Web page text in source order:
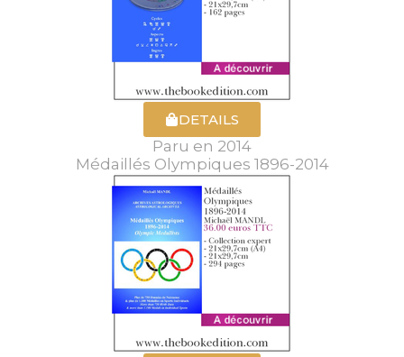
DETAILS
Paru en 2014
Médaillés Olympiques 1896-2014